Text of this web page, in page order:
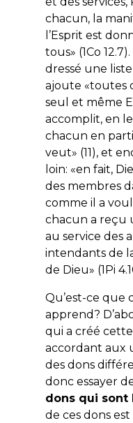
chacun, la
l’Esprit est
tous» (1Co
dressé une liste
ajoute «toutes
seul et même
accomplit, en
chacun en
veut» (11), et
loin: «en fait,
des membres
comme il a
chacun a reçu
au service des
intendants de
de Dieu» (1Pi
Qu’est-ce que
apprend?
qui a créé cette
accordant aux
des dons
donc essayer
dons qui sont
de ces dons